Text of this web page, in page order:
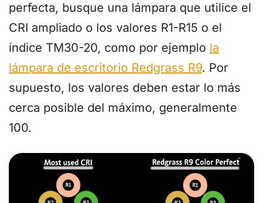
perfecta, busque una lámpara que utilice el
CRI ampliado o los valores R1-R15 o el
índice TM30-20, como por ejemplo la
lámpara de escritorio Redgrass R9. Por
supuesto, los valores deben estar lo más
cerca posible del máximo, generalmente
100.